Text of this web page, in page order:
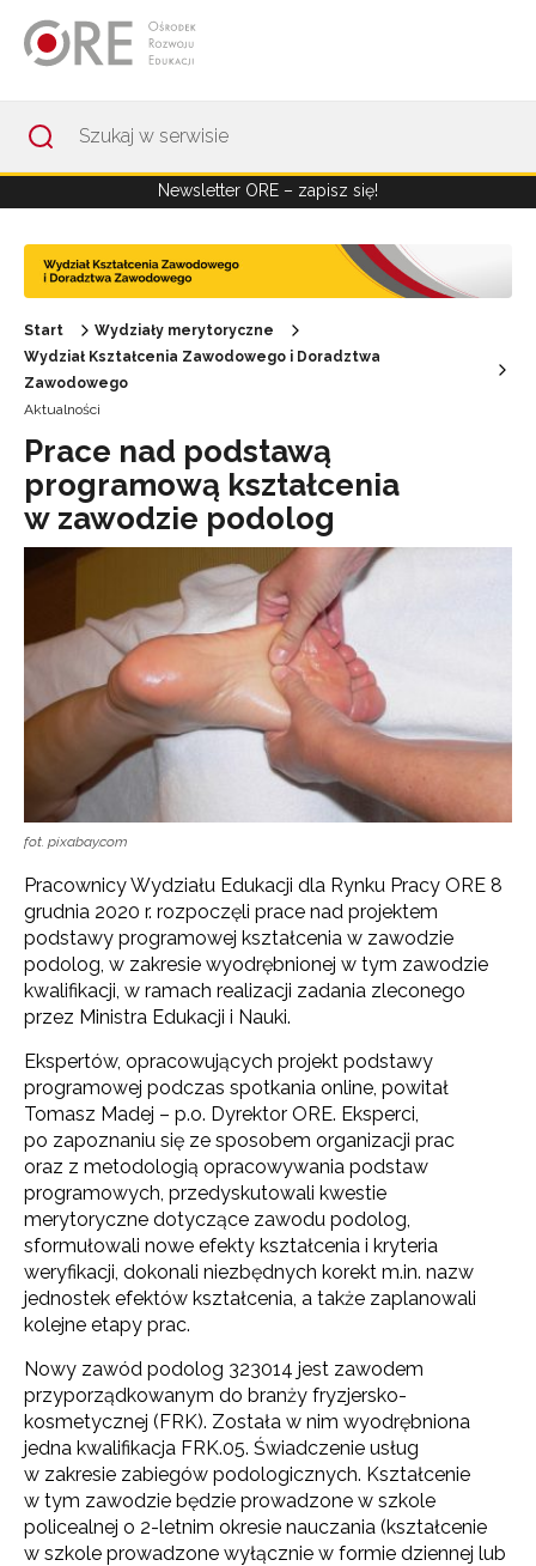
Newsletter ORE – zapisz się!
Start
Wydziały merytoryczne
Wydział Kształcenia Zawodowego i Doradztwa
Zawodowego
Aktualności
Prace nad podstawą
programową kształcenia
w zawodzie podolog
fot. pixabay.com
Pracownicy Wydziału Edukacji dla Rynku Pracy ORE 8
grudnia 2020 r. rozpoczęli prace nad projektem
podstawy programowej kształcenia w zawodzie
podolog, w zakresie wyodrębnionej w tym zawodzie
kwalifikacji, w ramach realizacji zadania zleconego
przez Ministra Edukacji i Nauki.
Ekspertów, opracowujących projekt podstawy
programowej podczas spotkania online, powitał
Tomasz Madej – p.o. Dyrektor ORE. Eksperci,
po zapoznaniu się ze sposobem organizacji prac
oraz z metodologią opracowywania podstaw
programowych, przedyskutowali kwestie
merytoryczne dotyczące zawodu podolog,
sformułowali nowe efekty kształcenia i kryteria
weryfikacji, dokonali niezbędnych korekt m.in. nazw
jednostek efektów kształcenia, a także zaplanowali
kolejne etapy prac.
Nowy zawód podolog 323014 jest zawodem
przyporządkowanym do branży fryzjersko-
kosmetycznej (FRK). Została w nim wyodrębniona
jedna kwalifikacja FRK.05. Świadczenie usług
w zakresie zabiegów podologicznych. Kształcenie
w tym zawodzie będzie prowadzone w szkole
policealnej o 2-letnim okresie nauczania (kształcenie
w szkole prowadzone wyłącznie w formie dziennej lub